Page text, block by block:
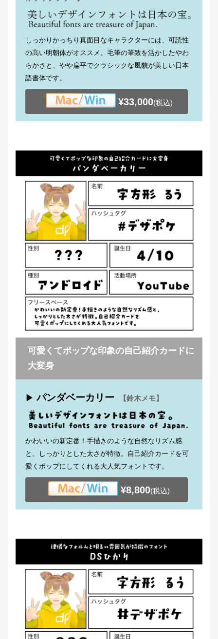
しっかりかっちり真面目なキャラクターには、可読性
の高い明朝体がオススメ。毛筆の筆致を活かしたやわ
らかさと、やや扁平でクラシックな風貌が美しい日本
語書体です。
¥33,000(税込)
可愛くてポップな印象の自己紹介カードに
大変身
▶ パンダベーカリー 【鈴木メモ】
かわいいの新定番！手描きのような自然なリズム感
と、しっかりとした太さが特徴。自己紹介カードを可
愛くポップにしてくれる大人気フォントです。
¥8,800(税込)